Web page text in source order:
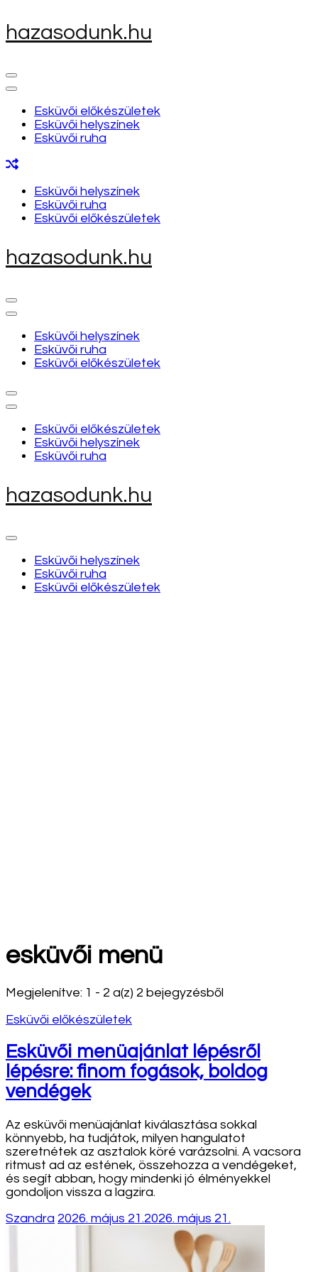
Skip
to
Enter)
hazasodunk.hu
Esküvői előkészületek
Esküvői helyszínek
Esküvői ruha
Esküvői helyszínek
Esküvői ruha
Esküvői előkészületek
hazasodunk.hu
Esküvői helyszínek
Esküvői ruha
Esküvői előkészületek
Esküvői előkészületek
Esküvői helyszínek
Esküvői ruha
hazasodunk.hu
Esküvői helyszínek
Esküvői ruha
Esküvői előkészületek
esküvői menü
Megjelenítve: 1 - 2 a(z) 2 bejegyzésből
Esküvői előkészületek
Esküvői menüajánlat lépésről
lépésre: finom fogások, boldog
vendégek
Az esküvői menüajánlat kiválasztása sokkal
könnyebb, ha tudjátok, milyen hangulatot
szeretnétek az asztalok köré varázsolni. A vacsora
ritmust ad az estének, összehozza a vendégeket,
és segít abban, hogy mindenki jó élményekkel
gondoljon vissza a lagzira.
Szandra 2026. május 21.2026. május 21.